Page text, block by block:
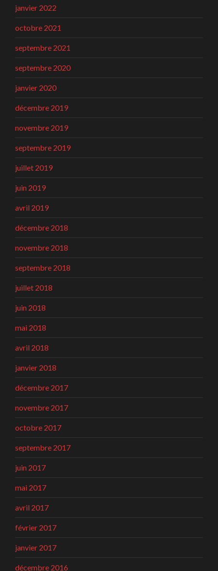
janvier 2022
octobre 2021
septembre 2021
septembre 2020
janvier 2020
décembre 2019
novembre 2019
septembre 2019
juillet 2019
juin 2019
avril 2019
décembre 2018
novembre 2018
septembre 2018
juillet 2018
juin 2018
mai 2018
avril 2018
janvier 2018
décembre 2017
novembre 2017
octobre 2017
septembre 2017
juin 2017
mai 2017
avril 2017
février 2017
janvier 2017
décembre 2016